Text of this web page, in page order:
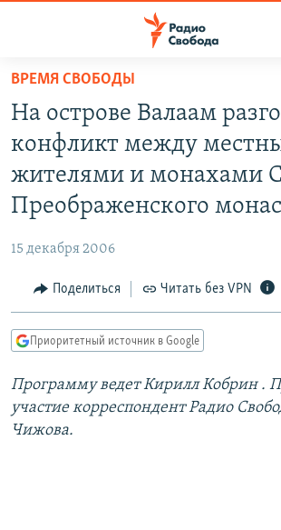
упрощенного
доступа
Вернуться
основному
содержанию
Вернутся
навигации
Вернутся
ПОДКАСТЫ
АВТОРСКИЕ ПРОЕКТЫ
ЦИТАТЫ СВОБОДЫ
КУЛЬТУРА
IDEL.РЕАЛИИ
КАВКАЗ.РЕАЛИИ
СИБИРЬ.РЕАЛИИ
РАСПИСАНИЕ ВЕЩАНИЯ
ВРЕМЯ СВОБОДЫ
На острове Валаам
конфликт между
жителями и монахами
Преображенского
15 декабря 2006
Поделиться Читать без VPN
Приоритетный источник в Google
Программу ведетКирилл Кобрин .
участие корреспондент Радио
Чижова.